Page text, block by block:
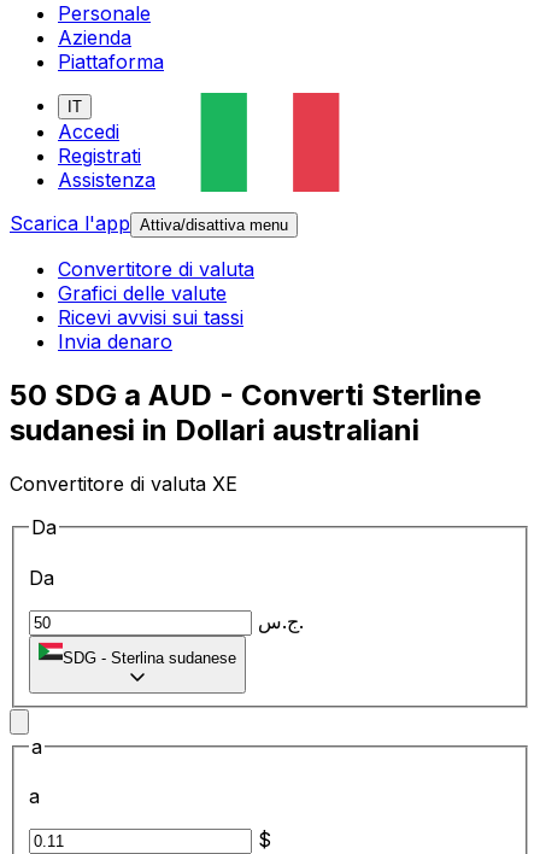
Personale
Azienda
Piattaforma
IT
Accedi
Registrati
Assistenza
Scarica l'app Attiva/disattiva menu
Convertitore di valuta
Grafici delle valute
Ricevi avvisi sui tassi
Invia denaro
50 SDG a AUD - Converti Sterline
sudanesi in Dollari australiani
Convertitore di valuta XE
Da
Da
ج.س.
SDG - Sterlina sudanese
a
a
$